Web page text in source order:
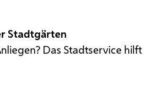
Stadtgärten
Das Stadtservice hilft